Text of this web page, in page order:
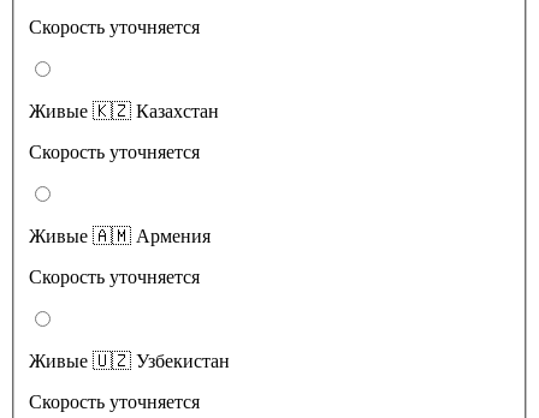
Скорость уточняется
Живые 🇰🇿 Казахстан
Скорость уточняется
Живые 🇦🇲 Армения
Скорость уточняется
Живые 🇺🇿 Узбекистан
Скорость уточняется